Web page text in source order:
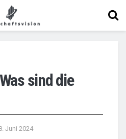
sind die
Juni 2024